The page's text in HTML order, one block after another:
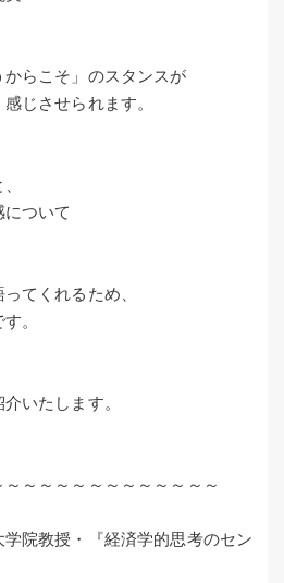
からこそ」のスタンスが
じさせられます。
ついて
てくれるため、
。
いたします。
～～～～～～～～～～～～
院教授・『経済学的思考のセン